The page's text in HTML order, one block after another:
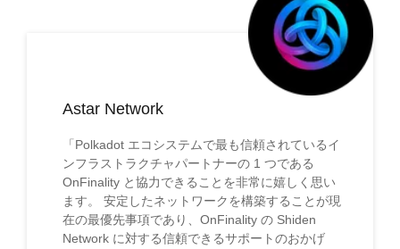
Astar Network
「Polkadot エコシステムで最も信頼されているイ
ンフラストラクチャパートナーの 1 つである
OnFinality と協力できることを非常に嬉しく思い
ます。 安定したネットワークを構築することが現
在の最優先事項であり、OnFinality の Shiden
Network に対する信頼できるサポートのおかげ